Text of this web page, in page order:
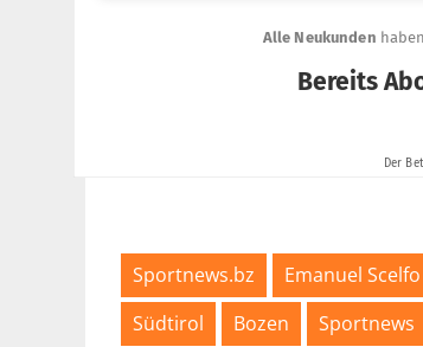
Sportnews.bz Emanuel Scelfo
Südtirol
Bozen Sportnews